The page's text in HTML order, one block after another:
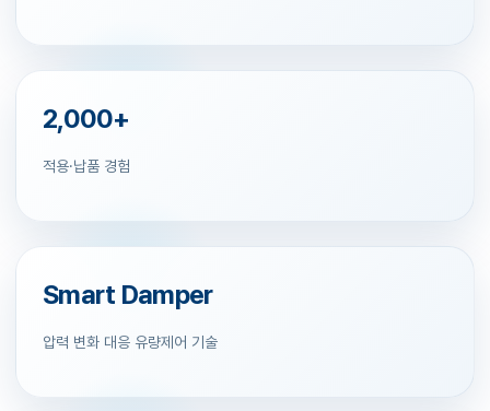
2,000+
적용·납품 경험
Smart Damper
압력 변화 대응 유량제어 기술